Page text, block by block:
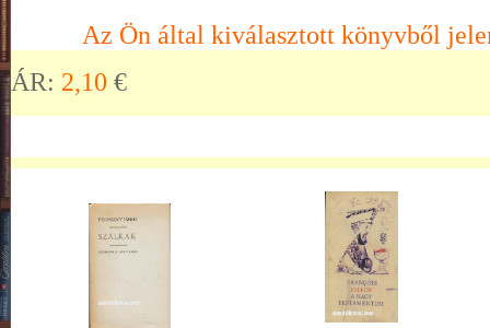
Az Ön által kiválasztott könyvből
ÁR: 2,10 €